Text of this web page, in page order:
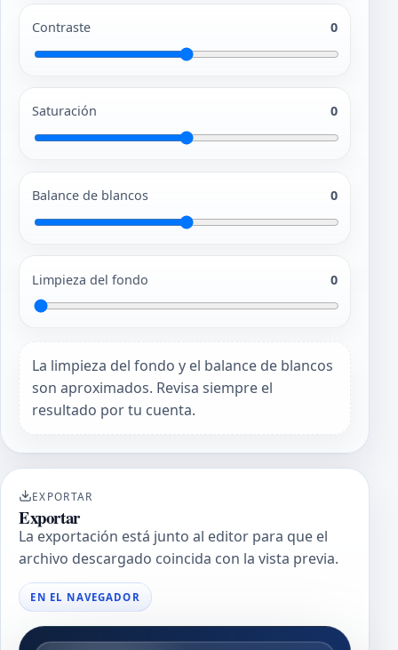
Contraste 0
Saturación 0
Balance de blancos 0
Limpieza del fondo 0
La limpieza del fondo y el balance de blancos
son aproximados. Revisa siempre el
resultado por tu cuenta.
EXPORTAR
Exportar
La exportación está junto al editor para que el
archivo descargado coincida con la vista previa.
EN EL NAVEGADOR